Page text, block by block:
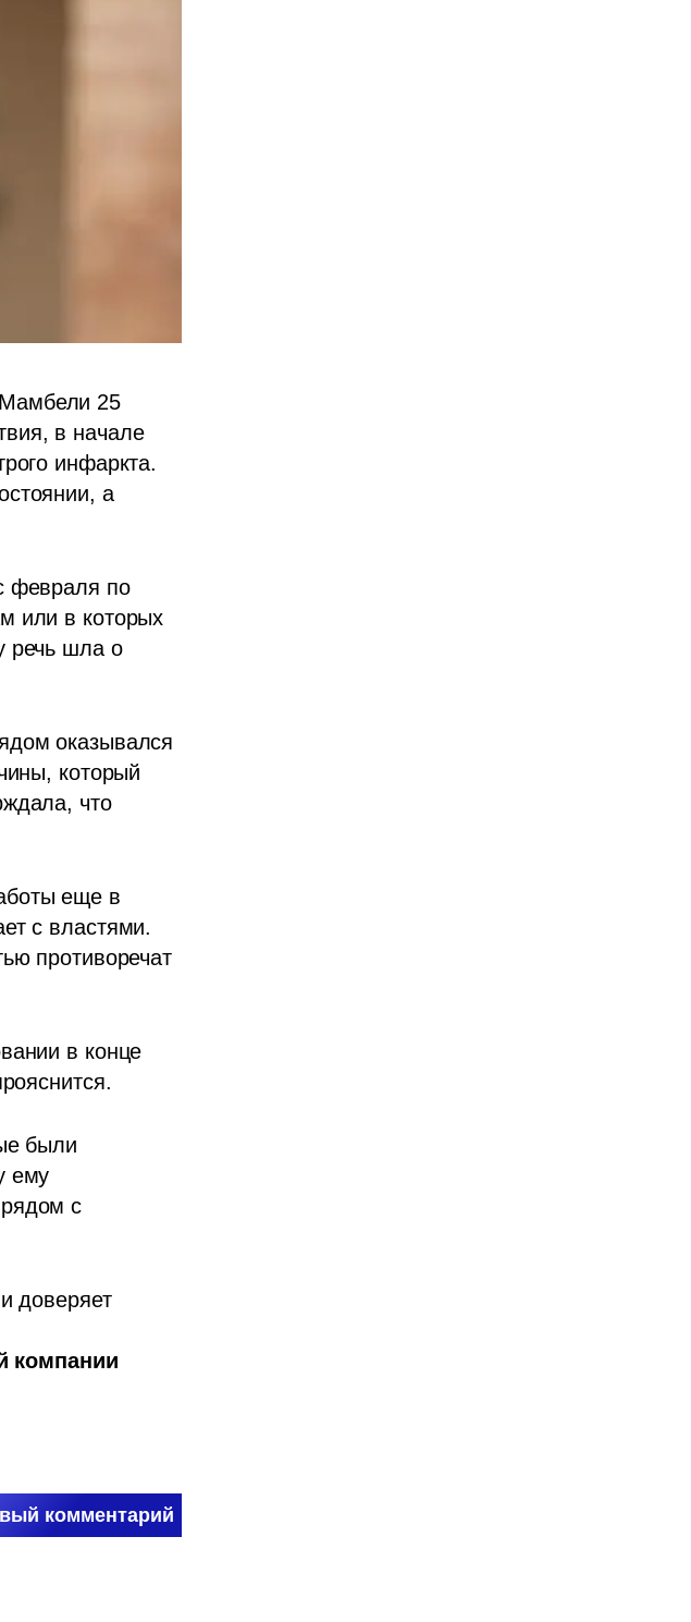
25
в начале
инфаркта.
а
февраля по
или в которых
речь шла о
оказывался
который
что
еще в
с властями.
противоречат
в конце
были
ему
с
доверяет
компании
комментарий